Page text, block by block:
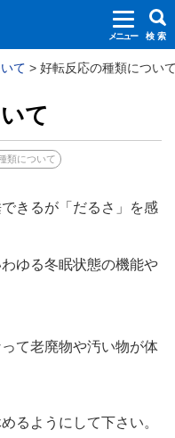
メニュー 検 索
て 好転反応の種類につい
て
類について
きるが「だるさ」を感
ゆる冬眠状態の機能や
て老廃物や汚い物が体
るようにして下さい。